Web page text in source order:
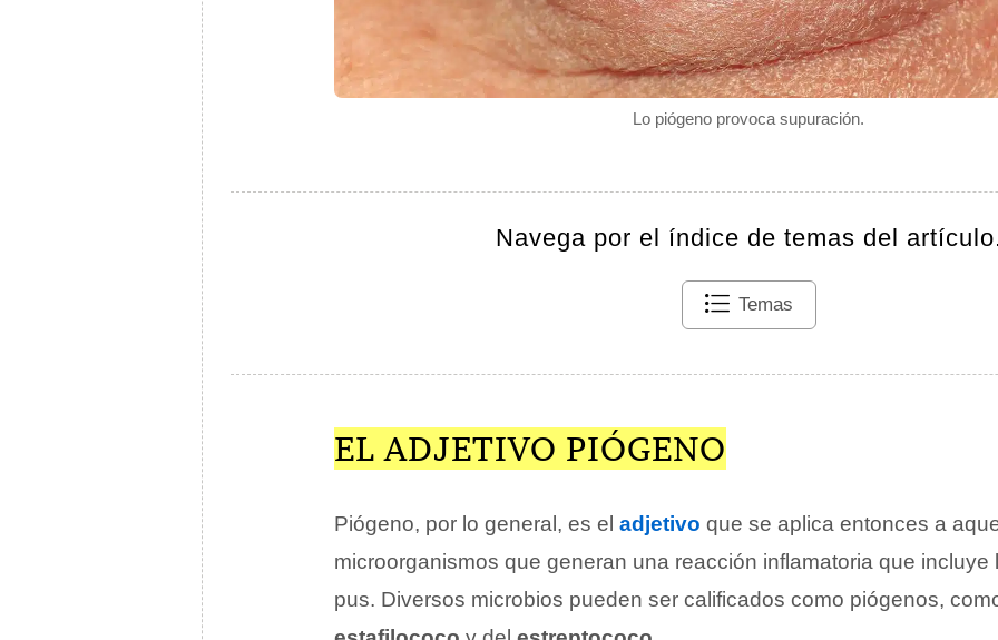
Lo piógeno provoca supuración.
Navega por el índice de temas del
Temas
EL ADJETIVO PIÓGENO
Piógeno, por lo general, es el adjetivo que se aplica entonces a
microorganismos que generan una reacción inflamatoria que incluye
pus. Diversos microbios pueden ser calificados como piógenos,